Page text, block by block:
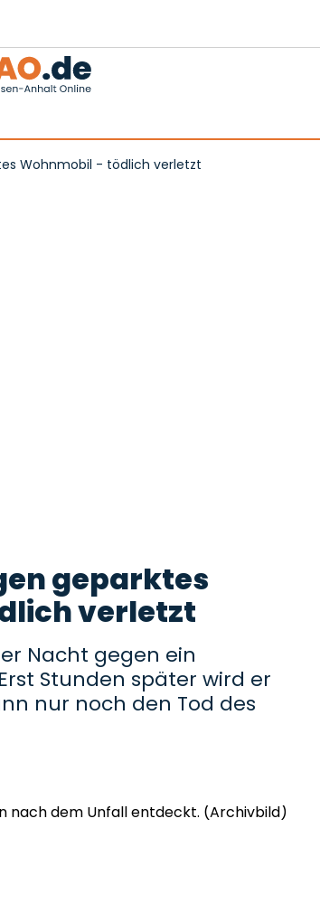
Wohnmobil - tödlich verletzt
geparktes
verletzt
Nacht gegen ein
Stunden später wird er
nur noch den Tod des